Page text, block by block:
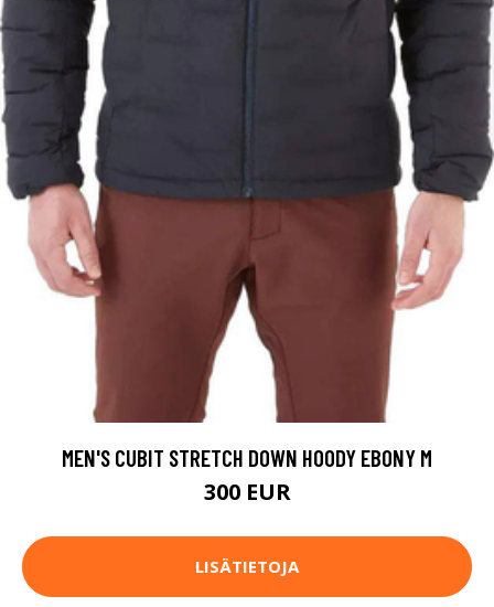
MEN'S CUBIT STRETCH DOWN HOODY EBONY M
300 EUR
LISÄTIETOJA